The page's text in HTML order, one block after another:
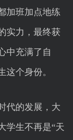
加班加点地练
实力，最终获
中充满了自
这个身份。
代的发展，大
学生不再是“天